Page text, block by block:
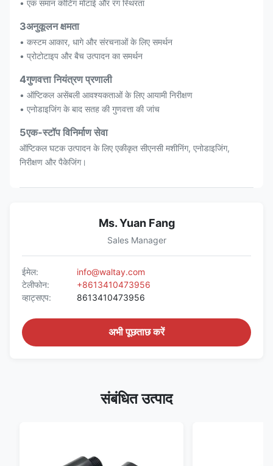
• एक समान कोटिंग मोटाई और रंग स्थिरता
3अनुकूलन क्षमता
• कस्टम आकार, धागे और संरचनाओं के लिए समर्थन
• प्रोटोटाइप और बैच उत्पादन का समर्थन
4गुणवत्ता नियंत्रण प्रणाली
• ऑप्टिकल असेंबली आवश्यकताओं के लिए आयामी निरीक्षण
• एनोडाइजिंग के बाद सतह की गुणवत्ता की जांच
5एक-स्टॉप विनिर्माण सेवा
ऑप्टिकल घटक उत्पादन के लिए एकीकृत सीएनसी मशीनिंग, एनोडाइजिंग,
निरीक्षण और पैकेजिंग।
Ms. Yuan Fang
Sales Manager
ईमेल:
info@waltay.com
टेलीफोन:
+8613410473956
व्हाट्सएप:
8613410473956
अभी पूछताछ करें
संबंधित उत्पाद